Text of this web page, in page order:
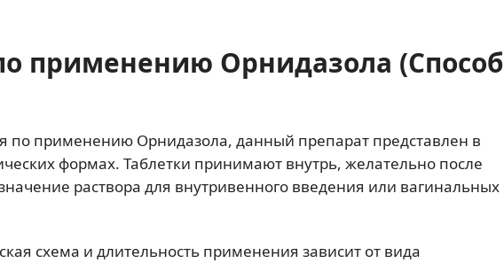
применению Орнидазола (Способ
по применению Орнидазола, данный препарат представлен в
формах. Таблетки принимают внутрь, желательно после
раствора для внутривенного введения или вагинальных
схема и длительность применения зависит от вида